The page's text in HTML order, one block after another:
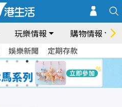
玩樂情報 購物情報
娛樂新聞 定期存款